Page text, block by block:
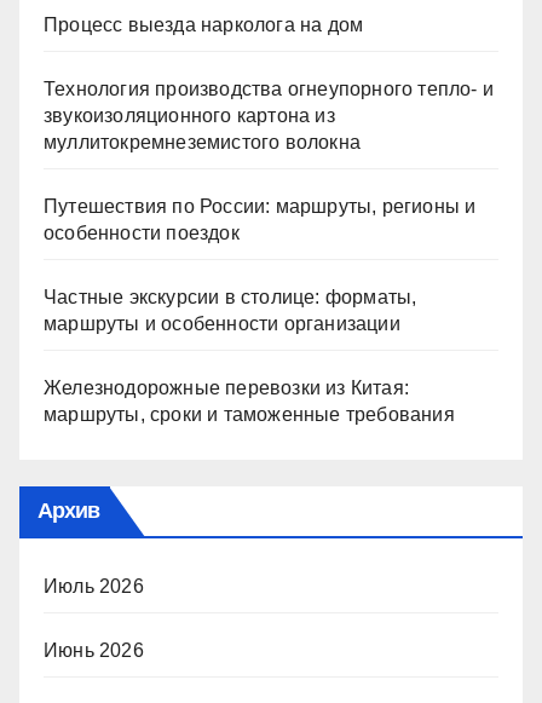
Процесс выезда нарколога на дом
Технология производства огнеупорного тепло- и
звукоизоляционного картона из
муллитокремнеземистого волокна
Путешествия по России: маршруты, регионы и
особенности поездок
Частные экскурсии в столице: форматы,
маршруты и особенности организации
Железнодорожные перевозки из Китая:
маршруты, сроки и таможенные требования
Архив
Июль 2026
Июнь 2026